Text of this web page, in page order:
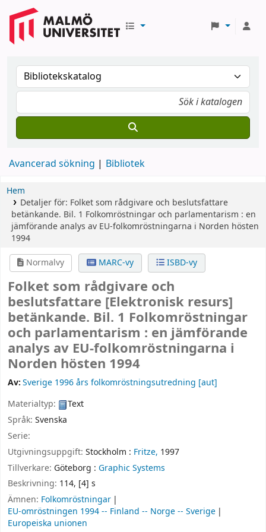
Avancerad sökning Bibliotek
Hem
Detaljer för: Folket som rådgivare och beslutsfattare
betänkande. Bil. 1 Folkomröstningar och parlamentarism : en
jämförande analys av EU-folkomröstningarna i Norden hösten
1994
Normalvy
MARC-vy ISBD-vy
Folket som rådgivare och
beslutsfattare [Elektronisk resurs]
betänkande. Bil. 1 Folkomröstningar
och parlamentarism : en jämförande
analys av EU-folkomröstningarna i
Norden hösten 1994
Av:Sverige 1996 års folkomröstningsutredning [aut]
Materialtyp:
Text
Språk: Svenska
Serie:
Utgivningsuppgift: Stockholm : Fritze, 1997
Tillverkare: Göteborg : Graphic Systems
Beskrivning: 114, [4] s
Ämnen: Folkomröstningar
EU-omröstningen 1994 -- Finland -- Norge -- Sverige
Europeiska unionen